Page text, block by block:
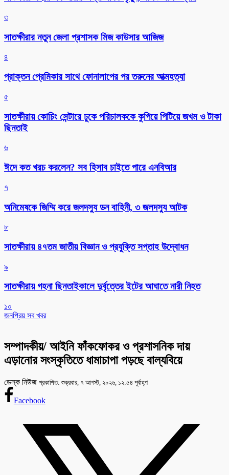
৩
সাতক্ষীরার নতুন জেলা প্রশাসক মিজ কাউসার আজিজ
৪
প্রাক্তন প্রেমিকার সাথে ফোনালাপের পর তরুনের আত্মহত্যা
৫
সাতক্ষীরায় কোচিং সেন্টারে ঢুকে পরিচালককে কুপিয়ে পিটিয়ে জখম ও টাকা
ছিনতাই
৬
ঈদে কত খরচ করলেন? সব হিসাব চাইতে পারে এনবিআর
৭
অনিমেষকে জিম্মি করে জলদস্যু ডন বাহিনী, ৩ জলদস্যু আটক
৮
সাতক্ষীরায় ৪৭তম জাতীয় বিজ্ঞান ও প্রযুক্তি সপ্তাহ উদ্বোধন
৯
সাতক্ষীরায় গহনা ছিনতাইকালে দুর্বৃত্তের ইটের আঘাতে নারী নিহত
১০
জনপ্রিয় সব খবর
সম্পাদকীয়/ আইনি ফাঁকফোকর ও প্রশাসনিক দায়
এড়ানোর সংস্কৃতিতে ধামাচাপা পড়ছে বাল্যবিয়ে
ডেস্ক নিউজ প্রকাশিত: শুক্রবার, ৭ আগস্ট, ২০২৬, ১২:৫৪ পূর্বাহ্ণ
Facebook